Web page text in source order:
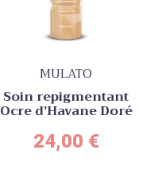
MULATO
Soin repigmentant
Ocre d’Havane Doré
24,00 €